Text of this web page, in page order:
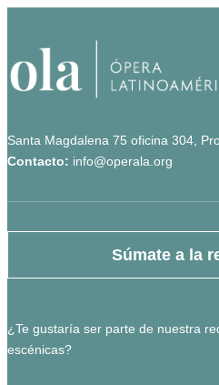
Santa Magdalena 75 oficina 304,
Contacto: info@operala.org
Súmate a la
¿Te gustaría ser parte de nuestra
escénicas?